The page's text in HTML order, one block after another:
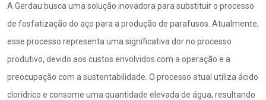
A Gerdau busca uma solução inovadora para substituir o processo
de fosfatização do aço para a produção de parafusos. Atualmente,
esse processo representa uma significativa dor no processo
produtivo, devido aos custos envolvidos com a operação e a
preocupação com a sustentabilidade. O processo atual utiliza ácido
clorídrico e consome uma quantidade elevada de água, resultando